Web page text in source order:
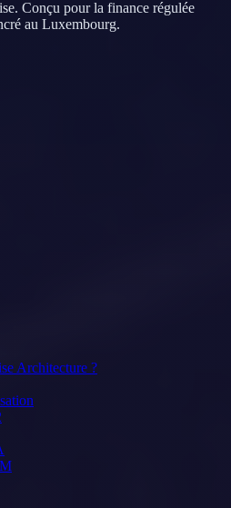
Conçu pour la finance régulée
au Luxembourg.
Architecture ?